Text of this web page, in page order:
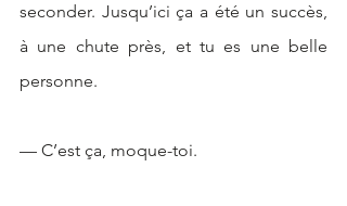
seconder. Jusqu’ici ça a été un succès,
à une chute près, et tu es une belle
personne.
— C’est ça, moque-toi.